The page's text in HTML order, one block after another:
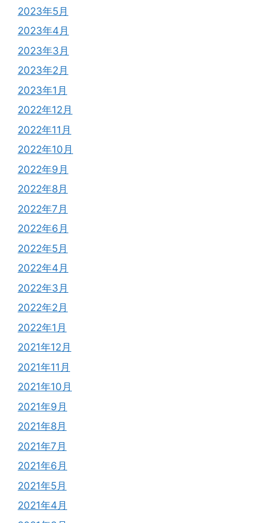
2023年5月
2023年4月
2023年3月
2023年2月
2023年1月
2022年12月
2022年11月
2022年10月
2022年9月
2022年8月
2022年7月
2022年6月
2022年5月
2022年4月
2022年3月
2022年2月
2022年1月
2021年12月
2021年11月
2021年10月
2021年9月
2021年8月
2021年7月
2021年6月
2021年5月
2021年4月